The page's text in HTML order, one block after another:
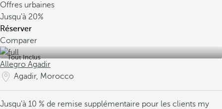
Offres urbaines
Jusqu’à 20%
Réserver
Comparer
Tout Inclus
Allegro Agadir
Agadir, Morocco
Jusqu’à 10 % de remise supplémentaire pour les clients my